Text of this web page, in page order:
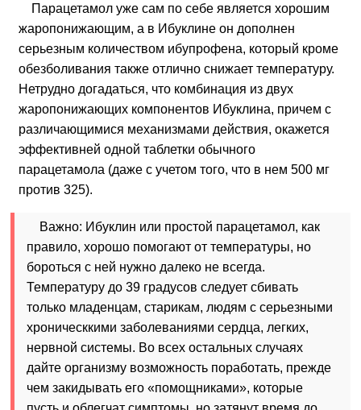
Парацетамол уже сам по себе является хорошим
жаропонижающим, а в Ибуклине он дополнен
серьезным количеством ибупрофена, который кроме
обезболивания также отлично снижает температуру.
Нетрудно догадаться, что комбинация из двух
жаропонижающих компонентов Ибуклина, причем с
различающимися механизмами действия, окажется
эффективней одной таблетки обычного
парацетамола (даже с учетом того, что в нем 500 мг
против 325).
Важно: Ибуклин или простой парацетамол, как
правило, хорошо помогают от температуры, но
бороться с ней нужно далеко не всегда.
Температуру до 39 градусов следует сбивать
только младенцам, старикам, людям с серьезными
хроническкими заболеваниями сердца, легких,
нервной системы. Во всех остальных случаях
дайте организму возможность поработать, прежде
чем закидывать его «помощниками», которые